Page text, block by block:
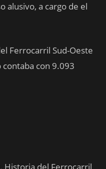
alusivo, a cargo de el
Ferrocarril Sud-Oeste
con 9.093